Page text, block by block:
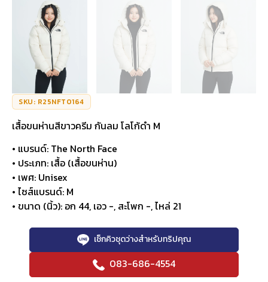
SKU: R25NFT0164
เสื้อขนห่านสีขาวครีม กันลม โลโก้ดำ M
• แบรนด์: The North Face
• ประเภท: เสื้อ (เสื้อขนห่าน)
• เพศ: Unisex
• ไซส์แบรนด์: M
• ขนาด (นิ้ว): อก 44, เอว -, สะโพก -, ไหล่ 21
เช็กคิวชุดว่างสำหรับทริปคุณ
083-686-4554